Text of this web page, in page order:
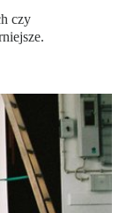
czy